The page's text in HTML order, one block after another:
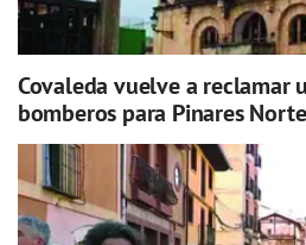
Covaleda vuelve a reclamar
bomberos para Pinares Norte